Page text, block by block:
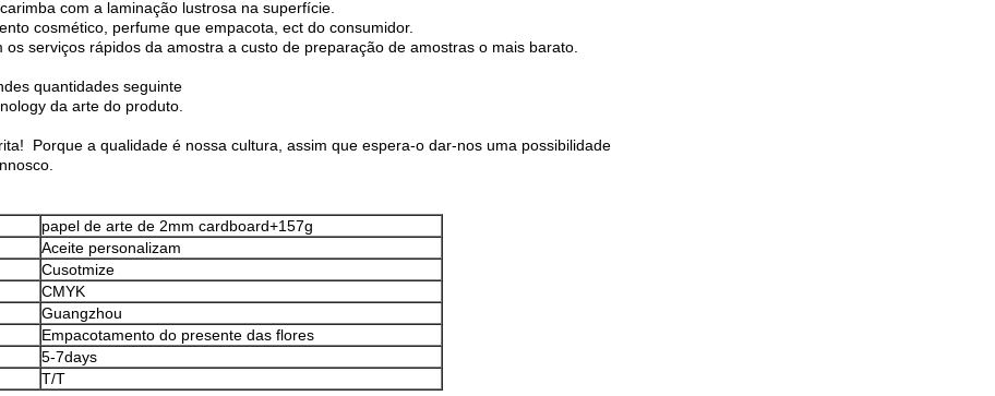
com a laminação lustrosa na superfície.
cosmético, perfume que empacota, ect do consumidor.
serviços rápidos da amostra a custo de preparação de amostras o mais barato.
quantidades seguinte
da arte do produto.
Porque a qualidade é nossa cultura, assim que espera-o dar-nos uma possibilidade
papel de arte de 2mm cardboard+157g
Aceite personalizam
Cusotmize
CMYK
Guangzhou
Empacotamento do presente das flores
5-7days
T/T